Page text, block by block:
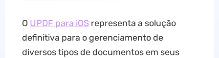
O UPDF para iOSrepresenta a solução
definitiva para o gerenciamento de
diversos tipos de documentos em seus